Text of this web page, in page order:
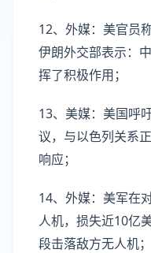
12、外媒：美官员
伊朗外交部表示：
挥了积极作用；
13、美媒：美国呼
议，与以色列关系
响应；
14、外媒：美军在
人机，损失近10亿
段击落敌方无人机；